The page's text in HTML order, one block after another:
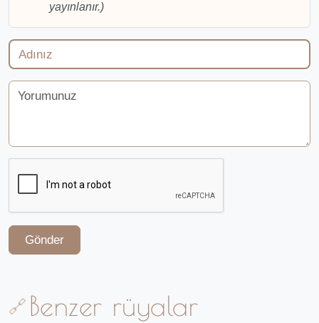
yayınlanır.)
Gönder
Benzer rüyalar